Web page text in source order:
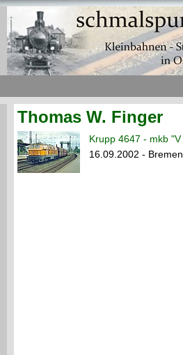
Thomas W. Finger
Krupp 4647 - mkb "V
16.09.2002 -